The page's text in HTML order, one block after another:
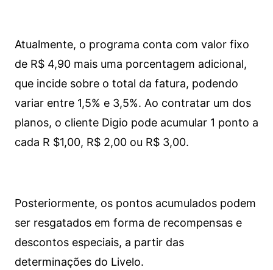
Atualmente, o programa conta com valor fixo
de R$ 4,90 mais uma porcentagem adicional,
que incide sobre o total da fatura, podendo
variar entre 1,5% e 3,5%. Ao contratar um dos
planos, o cliente Digio pode acumular 1 ponto a
cada R $1,00, R$ 2,00 ou R$ 3,00.
Posteriormente, os pontos acumulados podem
ser resgatados em forma de recompensas e
descontos especiais, a partir das
determinações do Livelo.